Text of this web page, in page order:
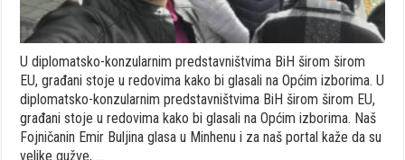
U diplomatsko-konzularnim predstavništvima BiH širom širom
EU, građani stoje u redovima kako bi glasali na Općim izborima. U
diplomatsko-konzularnim predstavništvima BiH širom širom EU,
građani stoje u redovima kako bi glasali na Općim izborima. Naš
Fojničanin Emir Buljina glasa u Minhenu i za naš portal kaže da su
velike gužve, …